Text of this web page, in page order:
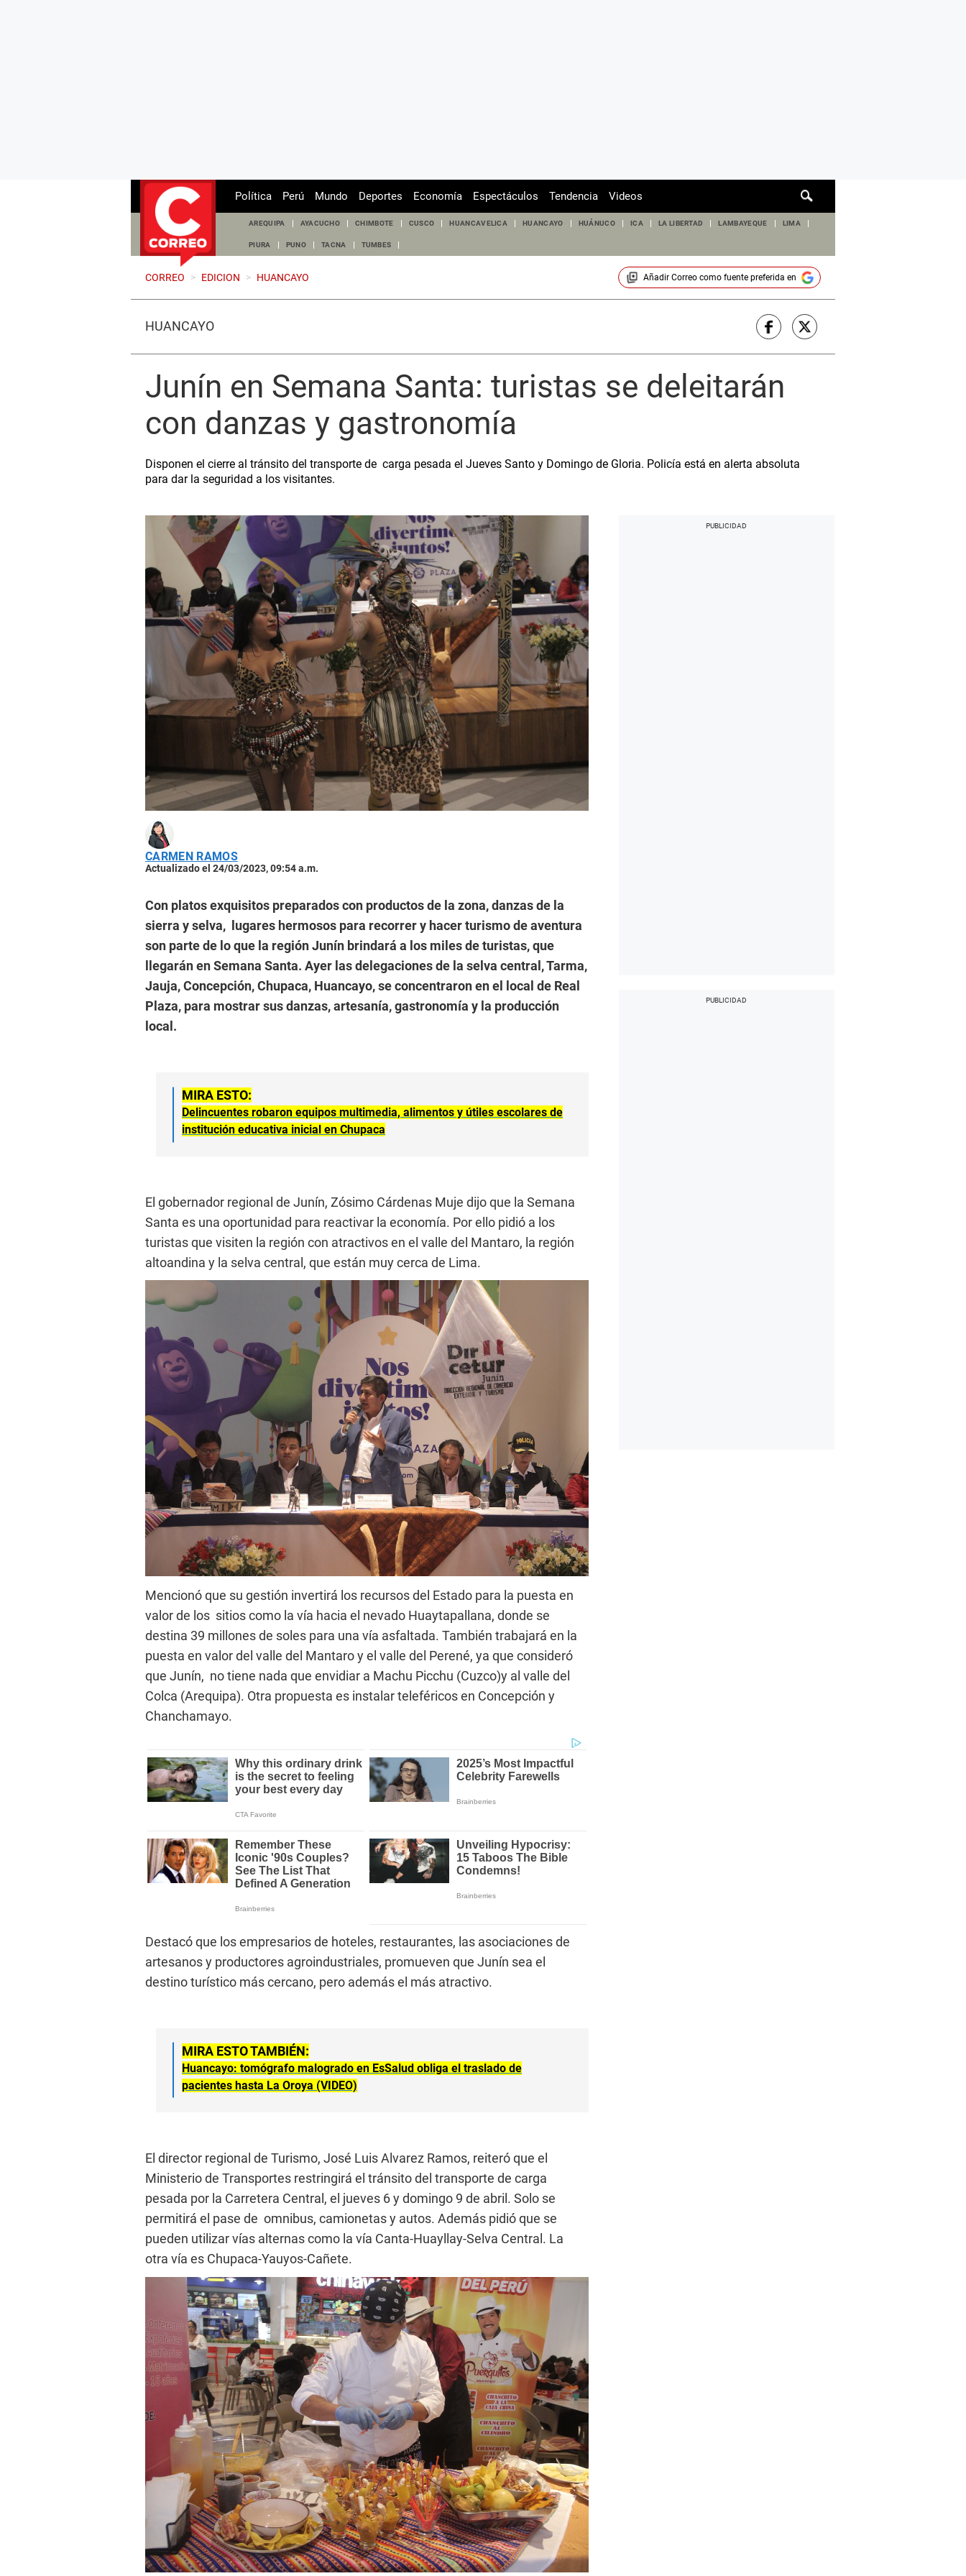
de
Política Perú Mundo Deportes Economía Espectáculos Tendencia Videos
AREQUIPA AYACUCHO CHIMBOTE CUSCO HUANCAVELICA HUANCAYO HUÁNUCO ICA LA LIBERTAD LAMBAYEQUE LIMA
PIURA PUNO TACNA TUMBES
CORREO > EDICION > HUANCAYO Añadir Correocomo fuente preferida en
HUANCAYO
Junín en Semana Santa: turistas se deleitarán
con danzas y gastronomía
Disponen el cierre al tránsito del transporte de carga pesada el Jueves Santo y Domingo de Gloria. Policía está en alerta absoluta
para dar la seguridad a los visitantes.
CARMEN RAMOS
Actualizado el 24/03/2023, 09:54 a.m.
Con platos exquisitos preparados con productos de la zona, danzas de la
sierra y selva, lugares hermosos para recorrer y hacer turismo de aventura
son parte de lo que la región Junín brindará a los miles de turistas, que
llegarán en Semana Santa. Ayer las delegaciones de la selva central, Tarma,
Jauja, Concepción, Chupaca, Huancayo, se concentraron en el local de Real
Plaza, para mostrar sus danzas, artesanía, gastronomía y la producción
local.
MIRA ESTO:
Delincuentes robaron equipos multimedia, alimentos y útiles escolares de
institución educativa inicial en Chupaca
El gobernador regional de Junín, Zósimo Cárdenas Muje dijo que la Semana
Santa es una oportunidad para reactivar la economía. Por ello pidió a los
turistas que visiten la región con atractivos en el valle del Mantaro, la región
altoandina y la selva central, que están muy cerca de Lima.
Mencionó que su gestión invertirá los recursos del Estado para la puesta en
valor de los sitios como la vía hacia el nevado Huaytapallana, donde se
destina 39 millones de soles para una vía asfaltada. También trabajará en la
puesta en valor del valle del Mantaro y el valle del Perené, ya que consideró
que Junín, no tiene nada que envidiar a Machu Picchu (Cuzco)y al valle del
Colca (Arequipa). Otra propuesta es instalar teleféricos en Concepción y
Chanchamayo.
Destacó que los empresarios de hoteles, restaurantes, las asociaciones de
artesanos y productores agroindustriales, promueven que Junín sea el
destino turístico más cercano, pero además el más atractivo.
MIRA ESTO TAMBIÉN:
Huancayo: tomógrafo malogrado en EsSalud obliga el traslado de
pacientes hasta La Oroya (VIDEO)
El director regional de Turismo, José Luis Alvarez Ramos, reiteró que el
Ministerio de Transportes restringirá el tránsito del transporte de carga
pesada por la Carretera Central, el jueves 6 y domingo 9 de abril. Solo se
permitirá el pase de omnibus, camionetas y autos. Además pidió que se
pueden utilizar vías alternas como la vía Canta-Huayllay-Selva Central. La
otra vía es Chupaca-Yauyos-Cañete.